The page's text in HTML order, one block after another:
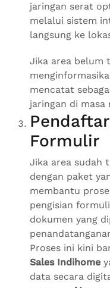
jaringan serat
melalui sistem
langsung ke
Jika area belum
mencatat
jaringan di masa
Formulir
Jika area sudah
dengan paket
membantu
pengisian
dokumen yang
Proses ini kini
Sales Indihome
data secara